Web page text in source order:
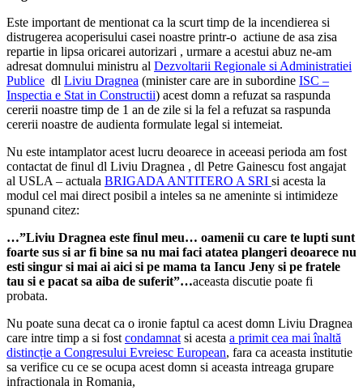
Este important de mentionat ca la scurt timp de la incendierea si
distrugerea acoperisului casei noastre printr-o actiune de asa zisa
repartie in lipsa oricarei autorizari , urmare a acestui abuz ne-am
adresat domnului ministru al Dezvoltarii Regionale si Administratiei
Publice dl Liviu Dragnea (minister care are in subordine ISC –
Inspectia e Stat in Constructii) acest domn a refuzat sa raspunda
cererii noastre timp de 1 an de zile si la fel a refuzat sa raspunda
cererii noastre de audienta formulate legal si intemeiat.
Nu este intamplator acest lucru deoarece in aceeasi perioda am fost
contactat de finul dl Liviu Dragnea , dl Petre Gainescu fost angajat
al USLA – actuala BRIGADA ANTITERO A SRI si acesta la
modul cel mai direct posibil a inteles sa ne ameninte si intimideze
spunand citez:
…”Liviu Dragnea este finul meu… oamenii cu care te lupti sunt
foarte sus si ar fi bine sa nu mai faci atatea plangeri deoarece nu
esti singur si mai ai aici si pe mama ta Iancu Jeny si pe fratele
tau si e pacat sa aiba de suferit”…aceasta discutie poate fi
probata.
Nu poate suna decat ca o ironie faptul ca acest domn Liviu Dragnea
care intre timp a si fostcondamnatsi acesta a primit cea mai înaltă
distincție a Congresului Evreiesc European, fara ca aceasta institutie
sa verifice cu ce se ocupa acest domn si aceasta intreaga grupare
infractionala in Romania,